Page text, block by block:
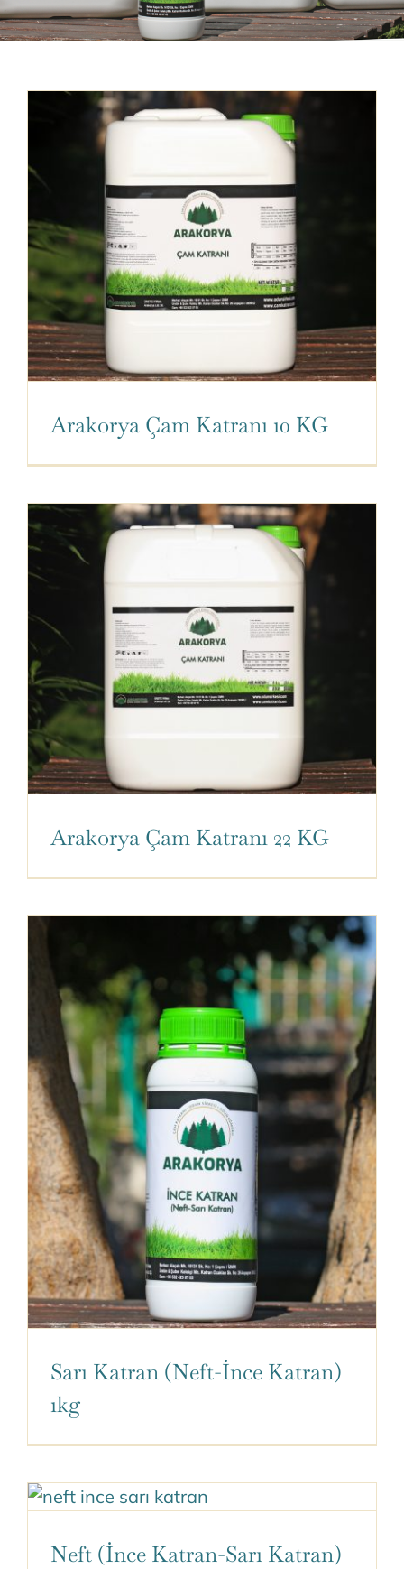
Mağaza
Arakorya Çam Katranı 10 KG
Arakorya Çam Katranı 22 KG
Sarı Katran (Neft-İnce Katran)
1kg
Neft (İnce Katran-Sarı Katran)